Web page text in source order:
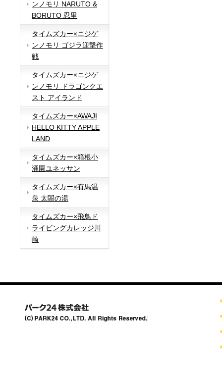
ンノモリ NARUTO &
BORUTO 忍里
タイムズカー×ニジゲ
ンノモリ ゴジラ迎撃作
戦
タイムズカー×ニジゲ
ンノモリ ドラゴンクエ
スト アイランド
タイムズカー×AWAJI
HELLO KITTY APPLE
LAND
タイムズカー×箱根小
涌園ユネッサン
タイムズカー×有馬温
泉 太閤の湯
タイムズカー×飛鳥ド
ライビングカレッジ川
崎